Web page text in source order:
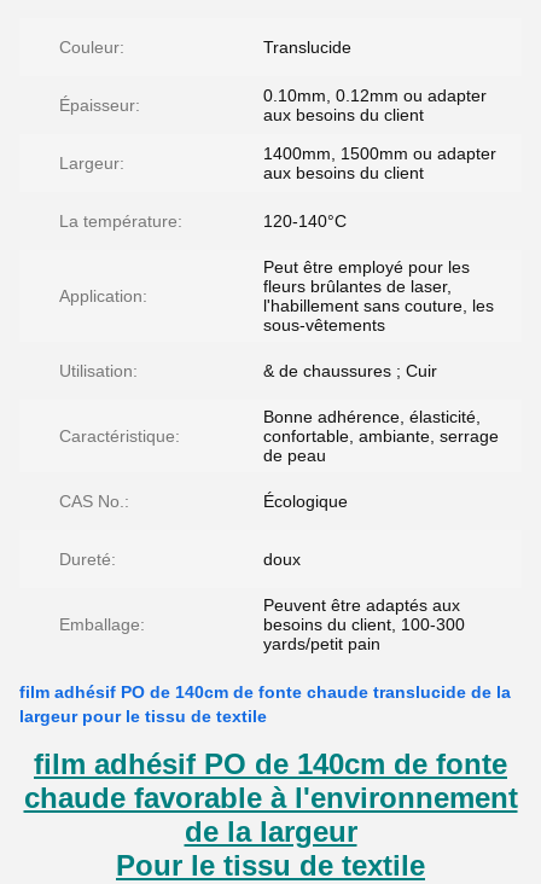
Couleur: Translucide
Épaisseur:
0.10mm, 0.12mm ou adapter
aux besoins du client
Largeur:
1400mm, 1500mm ou adapter
aux besoins du client
La température: 120-140°C
Application:
Peut être employé pour les
fleurs brûlantes de laser,
l'habillement sans couture, les
sous-vêtements
Utilisation: & de chaussures ; Cuir
Caractéristique:
Bonne adhérence, élasticité,
confortable, ambiante, serrage
de peau
CAS No.: Écologique
Dureté: doux
Emballage:
Peuvent être adaptés aux
besoins du client, 100-300
yards/petit pain
film adhésif PO de 140cm de fonte chaude translucide de la
largeur pour le tissu de textile
film adhésif PO de 140cm de fonte
chaude favorable à l'environnement
de la largeur
Pour le tissu de textile